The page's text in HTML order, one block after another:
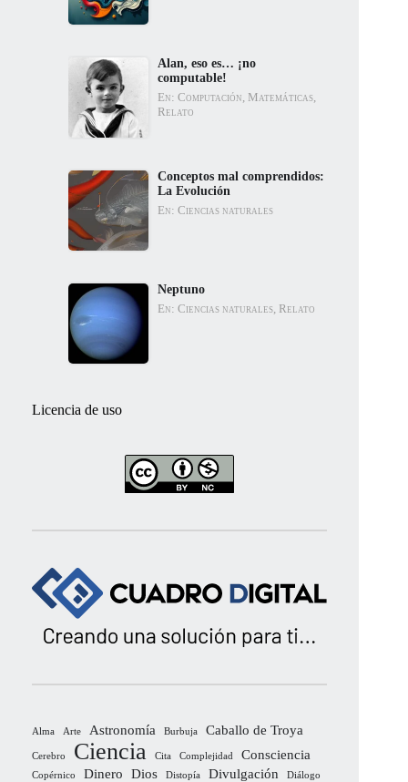
Alan, eso es… ¡no
computable!
En: Computación, Matemáticas,
Relato
Conceptos mal comprendidos:
La Evolución
En: Ciencias naturales
Neptuno
En: Ciencias naturales, Relato
Licencia de uso
Alma Arte Astronomía Burbuja Caballo de Troya
Cerebro Ciencia Cita Complejidad Consciencia
Copérnico Dinero Dios Distopía Divulgación
Diálogo